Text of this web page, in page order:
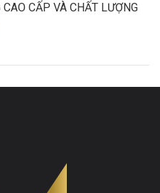
CẤP VÀ CHẤT LƯỢNG